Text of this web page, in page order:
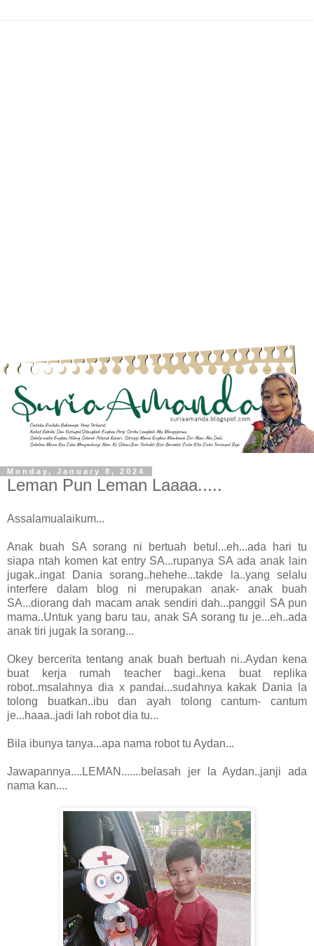
Monday, January 8, 2024
Leman Pun Leman Laaaa.....
Assalamualaikum...
Anak buah SA sorang ni bertuah betul...eh...ada hari tu
siapa ntah komen kat entry SA...rupanya SA ada anak lain
jugak..ingat Dania sorang..hehehe...takde la..yang selalu
interfere dalam blog ni merupakan anak- anak buah
SA...diorang dah macam anak sendiri dah...panggil SA pun
mama..Untuk yang baru tau, anak SA sorang tu je...eh..ada
anak tiri jugak la sorang...
Okey bercerita tentang anak buah bertuah ni..Aydan kena
buat kerja rumah teacher bagi..kena buat replika
robot..msalahnya dia x pandai...sudahnya kakak Dania la
tolong buatkan..ibu dan ayah tolong cantum- cantum
je...haaa..jadi lah robot dia tu...
Bila ibunya tanya...apa nama robot tu Aydan...
Jawapannya....LEMAN.......belasah jer la Aydan..janji ada
nama kan....